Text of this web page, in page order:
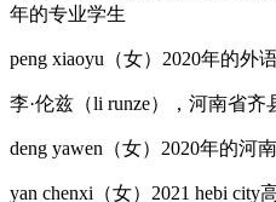
年的专业学生
peng xiaoyu（女）2020年的外
李·伦兹（li runze），河南省齐
deng yawen（女）2020年的河
yan chenxi（女）2021 hebi city